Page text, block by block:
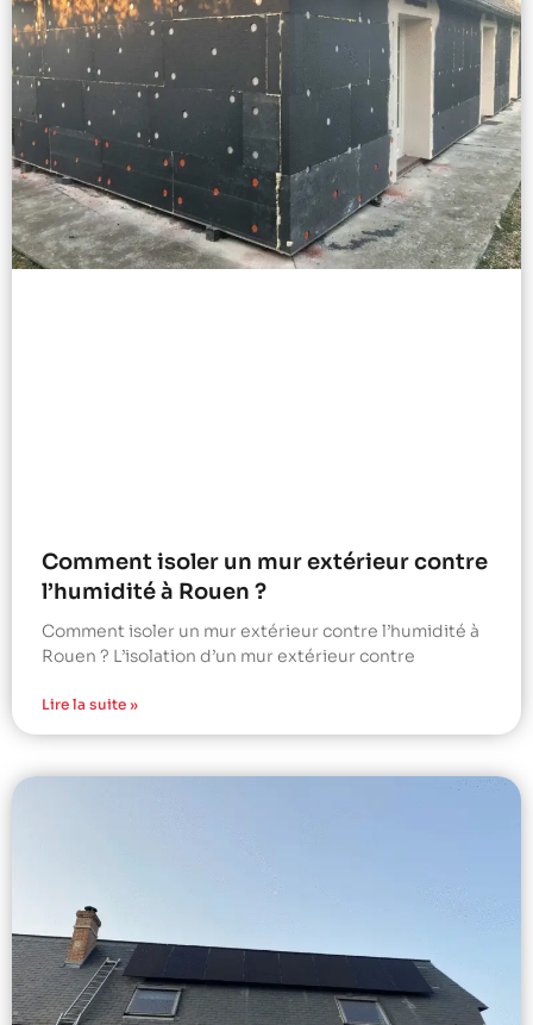
Comment isoler un mur extérieur contre
l’humidité à Rouen ?
Comment isoler un mur extérieur contre l’humidité à
Rouen ? L’isolation d’un mur extérieur contre
Lire la suite »